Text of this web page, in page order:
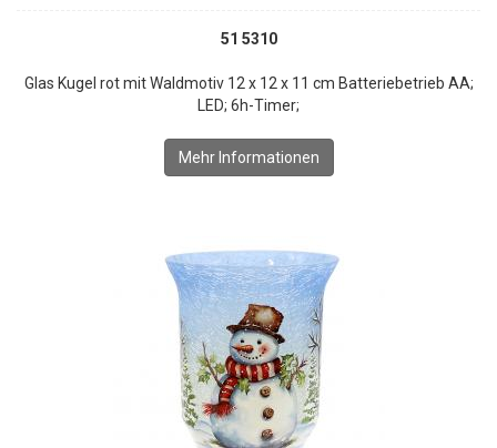
51 5310
Glas Kugel rot mit Waldmotiv 12 x 12 x 11 cm Batteriebetrieb AA;
LED; 6h-Timer;
Mehr Informationen